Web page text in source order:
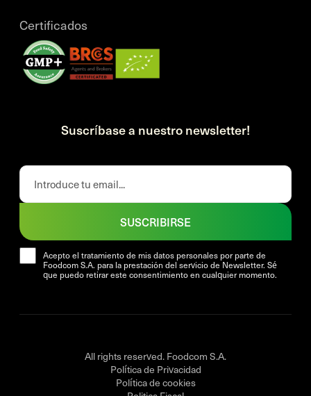
Certificados
Suscríbase a nuestro newsletter!
Acepto el tratamiento de mis datos personales por parte de
Foodcom S.A. para la prestación del servicio de Newsletter. Sé
que puedo retirar este consentimiento en cualquier momento.
SUSCRIBIRSE
All rights reserved. Foodcom S.A.
Política de Privacidad
Política de cookies